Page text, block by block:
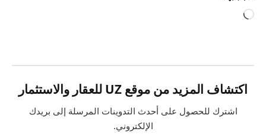
جاري
اكتشاف المزيد من موقع UZ للعقار والاستثمار
اشترك للحصول على أحدث التدوينات المرسلة إلى بريدك
الإلكتروني.